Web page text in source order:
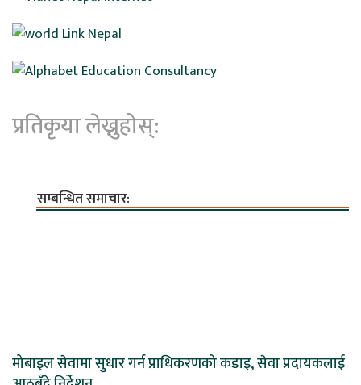
प्रतिकृया लेख्नुहोस्:
सम्बन्धित समाचार:
मोबाइल सेवामा सुधार गर्न प्राधिकरणको कडाइ, सेवा प्रदायकलाई